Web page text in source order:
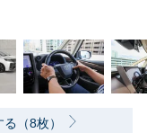
（8枚）